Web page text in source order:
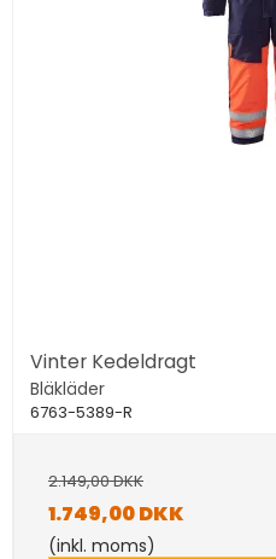
Vinter Kedeldragt
Bläkläder
6763-5389-R
2.149,00 DKK
1.749,00 DKK
(inkl. moms)